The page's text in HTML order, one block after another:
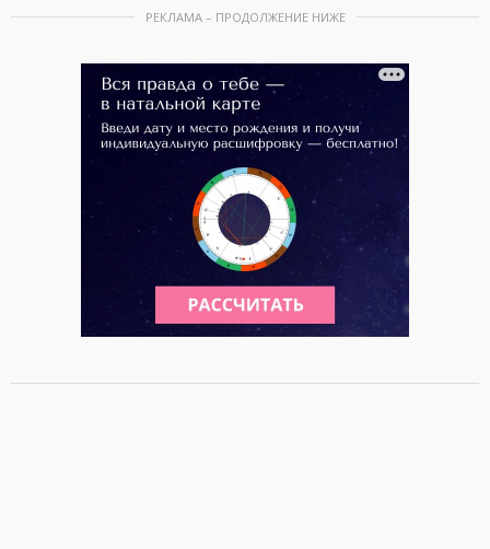
РЕКЛАМА – ПРОДОЛЖЕНИЕ НИЖЕ